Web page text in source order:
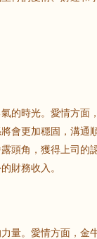
的時光。愛情方面
會更加穩固，溝通
頭角，獲得上司的
財務收入。
量。愛情方面，金